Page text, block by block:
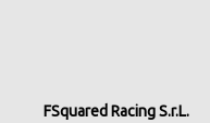
FSquared Racing S.r.L.